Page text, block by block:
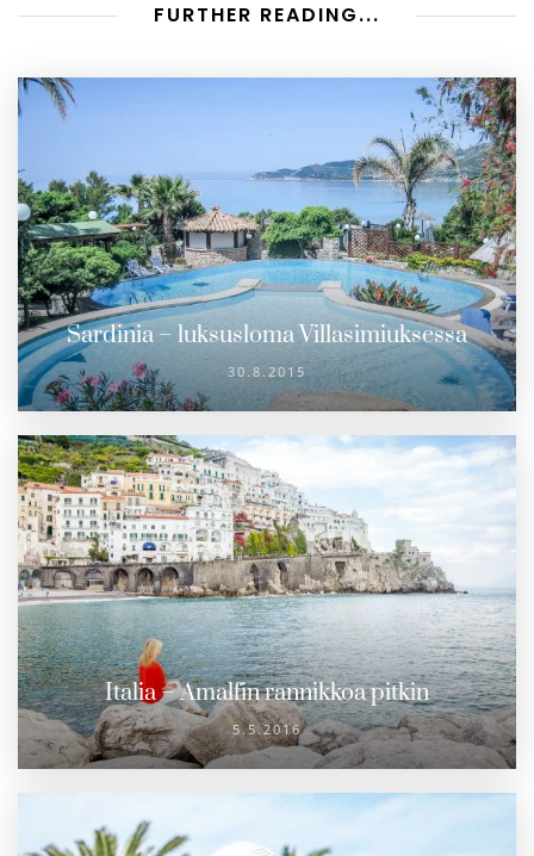
FURTHER READING...
Sardinia – luksusloma Villasimiuksessa
30.8.2015
Italia – Amalfin rannikkoa pitkin
5.5.2016